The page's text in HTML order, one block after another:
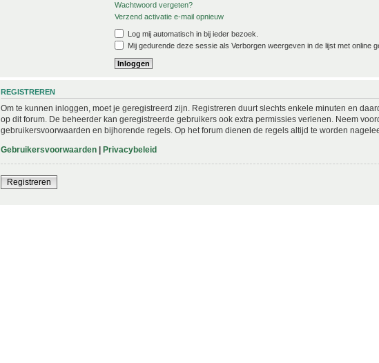
Wachtwoord vergeten?
Verzend activatie e-mail opnieuw
Log mij automatisch in bij ieder bezoek.
Mij gedurende deze sessie als Verborgen weergeven in de lijst met online
REGISTREREN
Om te kunnen inloggen, moet je geregistreerd zijn. Registreren duurt slechts enkele minuten en
op dit forum. De beheerder kan geregistreerde gebruikers ook extra permissies verlenen. Neem
gebruikersvoorwaarden en bijhorende regels. Op het forum dienen de regels altijd te worden
Gebruikersvoorwaarden | Privacybeleid
Registreren